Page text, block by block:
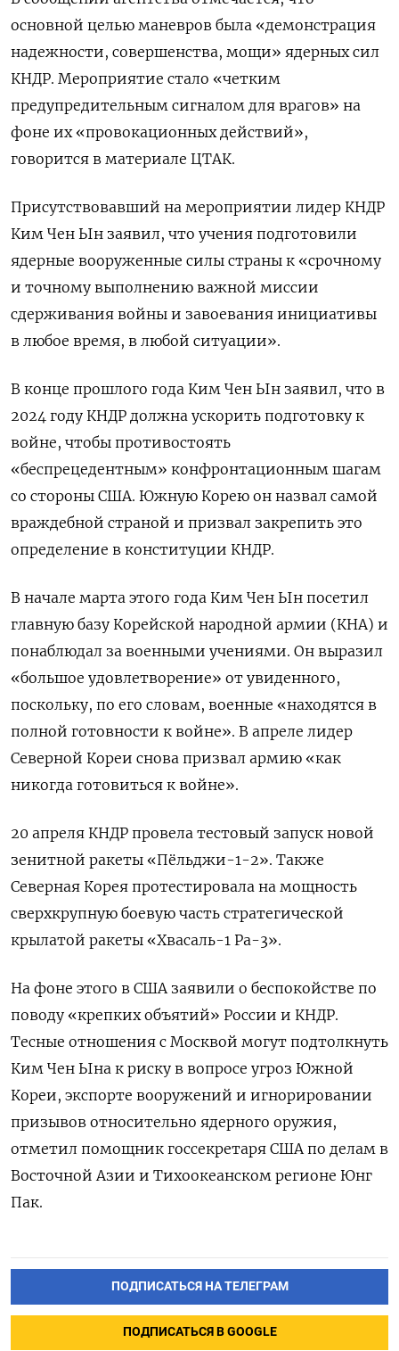
основной целью маневров была «демонстрация
надежности, совершенства, мощи» ядерных сил
КНДР. Мероприятие стало «четким
предупредительным сигналом для врагов» на
фоне их «провокационных действий»,
говорится в материале ЦТАК.
Присутствовавший на мероприятии лидер КНДР
Ким Чен Ын заявил, что учения подготовили
ядерные вооруженные силы страны к «срочному
и точному выполнению важной миссии
сдерживания войны и завоевания инициативы
в любое время, в любой ситуации».
В конце прошлого года Ким Чен Ын заявил, что в
2024 году КНДР должна ускорить подготовку к
войне, чтобы противостоять
«беспрецедентным» конфронтационным шагам
со стороны США. Южную Корею он назвал самой
враждебной страной и призвал закрепить это
определение в конституции КНДР.
В начале марта этого года Ким Чен Ын посетил
главную базу Корейской народной армии (КНА) и
понаблюдал за военными учениями. Он выразил
«большое удовлетворение» от увиденного,
поскольку, по его словам, военные «находятся в
полной готовности к войне». В апреле лидер
Северной Кореи снова призвал армию «как
никогда готовиться к войне».
20 апреля КНДР провела тестовый запуск новой
зенитной ракеты «Пёльджи-1-2». Также
Северная Корея протестировала на мощность
сверхкрупную боевую часть стратегической
крылатой ракеты «Хвасаль-1 Ра-3».
На фоне этого в США заявили о беспокойстве по
поводу «крепких объятий» России и КНДР.
Тесные отношения с Москвой могут подтолкнуть
Ким Чен Ына к риску в вопросе угроз Южной
Кореи, экспорте вооружений и игнорировании
призывов относительно ядерного оружия,
отметил помощник госсекретаря США по делам в
Восточной Азии и Тихоокеанском регионе Юнг
Пак.
ПОДПИСАТЬСЯ НА ТЕЛЕГРАМ
ПОДПИСАТЬСЯ В GOOGLE